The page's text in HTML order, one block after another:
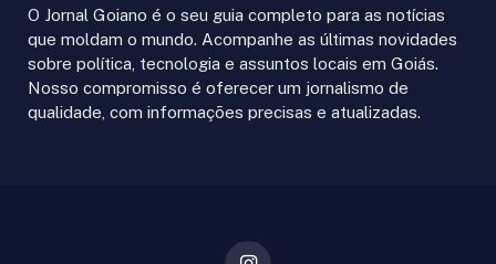
O Jornal Goiano é o seu guia completo para as notícias
que moldam o mundo. Acompanhe as últimas novidades
sobre política, tecnologia e assuntos locais em Goiás.
Nosso compromisso é oferecer um jornalismo de
qualidade, com informações precisas e atualizadas.